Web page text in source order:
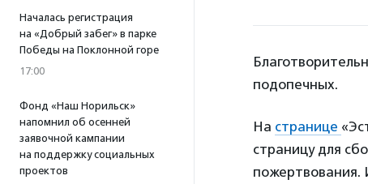
Началась регистрация
на «Добрый забег» в парке
Победы на Поклонной горе
17:00
Фонд «Наш Норильск»
напомнил об осенней
заявочной кампании
на поддержку социальных
проектов
подопечных.
На странице
страницу для
пожертвования.